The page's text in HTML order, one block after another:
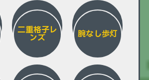
二重格子レ
ンズ 腕なし歩灯